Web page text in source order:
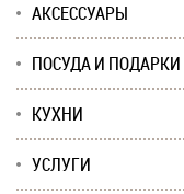
АКСЕССУАРЫ
ПОСУДА И
КУХНИ
УСЛУГИ